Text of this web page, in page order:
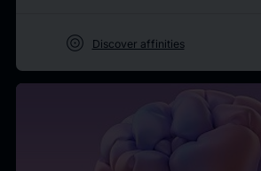
target Discover affinities